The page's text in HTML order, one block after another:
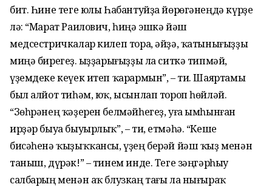
бит. Һине теге юлы Һабантуйҙа йөрөгәнеңдә күрҙе
лә: “Марат Раилович, һиңә эшкә йәш
медсестричкалар килеп тора, әйҙә, ҡатынығыҙҙы
миңә бирегеҙ. Ҡыҙҙарығыҙҙы ла ситкә типмәй,
үҙемдеке кеүек итеп ҡарармын”, – ти. Шаяртамы
был алйот тиһәм, юҡ, ысынлап тороп һөйләй.
“Зөһрәнең ҡәҙерен белмәйһегеҙ, уға ымһынған
ирҙәр быуа быуырлыҡ”, – ти, етмәһә. “Кеше
бисәһенә ҡыҙыҡҡансы, үҙең берәй йәш ҡыҙ менән
таныш, дүрәк!” – тинем инде. Теге зәңгәрһыу
салбарың менән аҡ блузкаң тағы ла нығыраҡ